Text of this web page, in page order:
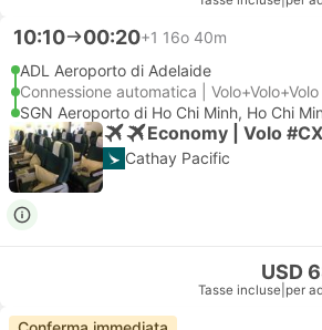
10:10 00:20+1 16o 40m
ADL Aeroporto di Adelaide
Connessione automatica | Volo+Volo+Volo
SGN Aeroporto di Ho Chi Minh, Ho Chi
Economy | Volo
Cathay Pacific
USD
Tasse incluse per